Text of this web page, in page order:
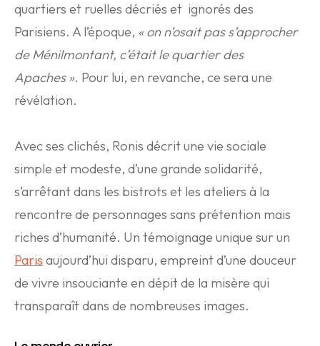
quartiers et ruelles décriés et ignorés des
Parisiens. A l’époque, « on n’osait pas s’approcher
de Ménilmontant, c’était le quartier des
Apaches ». Pour lui, en revanche, ce sera une
révélation.
Avec ses clichés, Ronis décrit une vie sociale
simple et modeste, d’une grande solidarité,
s’arrêtant dans les bistrots et les ateliers à la
rencontre de personnages sans prétention mais
riches d’humanité. Un témoignage unique sur un
Paris aujourd’hui disparu, empreint d’une douceur
de vivre insouciante en dépit de la misère qui
transparaît dans de nombreuses images.